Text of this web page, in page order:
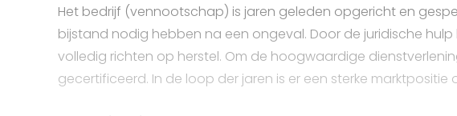
Het bedrijf (vennootschap) is jaren geleden opgericht en
bijstand nodig hebben na een ongeval. Door de juridische
volledig richten op herstel. Om de hoogwaardige
gecertificeerd. In de loop der jaren is er een sterke